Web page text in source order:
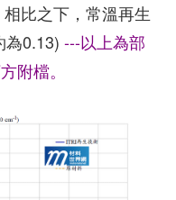
比之下，常溫再生
為0.13) ---以上為部
附檔。